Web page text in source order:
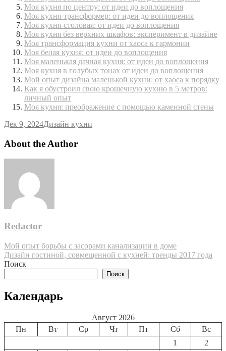
Моя кухня по центру: от идеи до воплощения
Моя кухня-трансформер: от идеи до воплощения
Моя кухня-столовая: от идеи до воплощения
Моя кухня без верхних шкафов: эксперимент в дизайне
Моя трансформация кухни от хаоса к гармонии
Моя белая кухня: от идеи до воплощения
Моя маленькая дачная кухня: от идеи до воплощения
Моя кухня в голубых тонах от идеи до воплощения
Мой опыт дизайна маленькой кухни: от хаоса к порядку
Как я обустроил свою крошечную кухню в 5 метров:
личный опыт
Моя кухня: преображение с помощью каменной стены
Дек 9, 2024Дизайн кухни
About the Author
Redactor
Навигация
по
Мой опыт борьбы с засорами канализации в доме
Дизайн гостиной, совмещенной с кухней: тренды 2017 года
Поиск
Поиск
Календарь
Август 2026
Пн
Вт Ср Чт Пт Сб
Вс
1
2